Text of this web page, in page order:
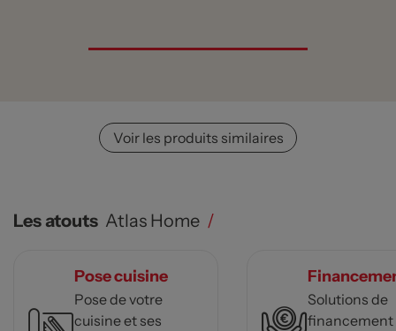
Voir les produits similaires
Les atouts Atlas Home /
Pose cuisine
Pose de votre
cuisine et ses
Solutions de
financement